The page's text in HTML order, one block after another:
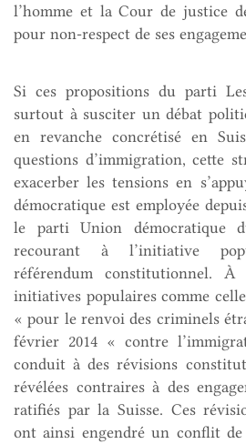
l’homme et la Cour de justice
pour non-respect de ses
Si ces propositions du parti
surtout à susciter un débat
en revanche concrétisé en
questions d’immigration, cette
exacerber les tensions en
démocratique est employée
le parti Union démocratique
recourant à l’initiative
référendum constitutionnel. À
initiatives populaires comme
« pour le renvoi des criminels
février 2014 « contre
conduit à des révisions
révélées contraires à des
ratifiés par la Suisse. Ces
ont ainsi engendré un conflit